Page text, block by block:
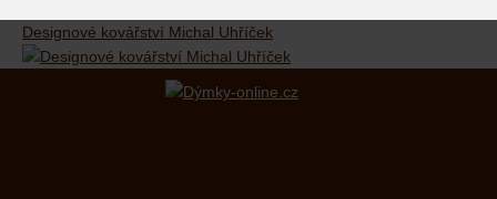
Designové kovářství Michal Uhříček